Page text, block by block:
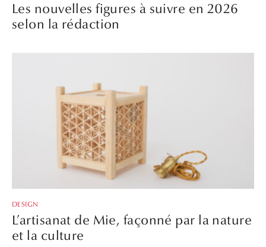
Les nouvelles figures à suivre en 2026
selon la rédaction
DESIGN
L’artisanat de Mie, façonné par la nature
et la culture